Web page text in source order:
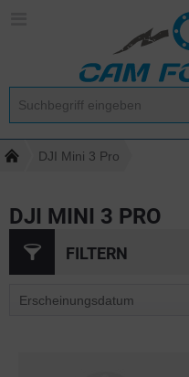
DJI Mini 3 Pro
DJI MINI 3 PRO
FILTERN